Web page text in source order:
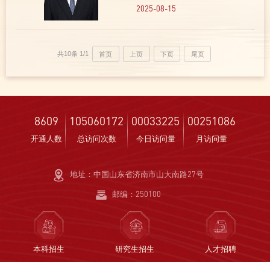
长。该同志着力强化党建引领，围
范、消防管理”5大党员责任示范
区，锻造了一支忠诚、可靠...
2025-08-15
共10条 1/1 首页 上页 下页 尾页
8609
开通人数
105060172
总访问次数
00033225
今日访问量
00251086
月访问量
地址：中国山东省济南市山大南路27号
邮编：250100
本科招生 研究生招生 人才招聘